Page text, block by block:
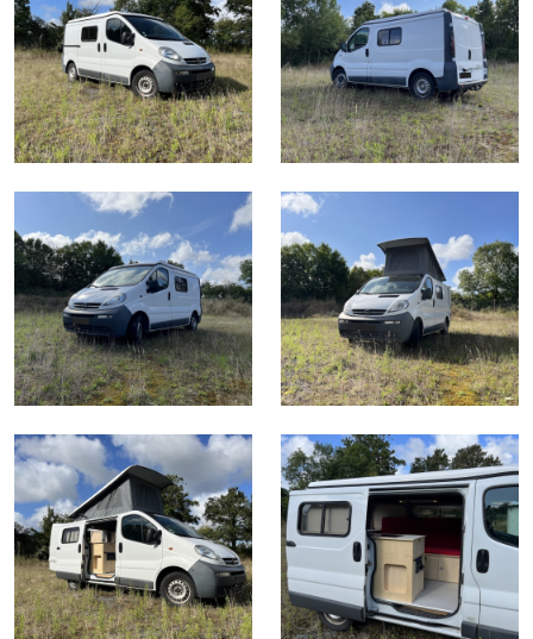
Vivaro - Aménagement modulable
Vito - Aménagement VASP
Peugeot Rifter - Toit relevable REIMO
Trafic 2 - Opel Vivaro - Toit relevable REIMO
VW T5 - Toit relevable REIMO
Trafic 3 - Toit relevable REIMO
Ford Transit Custom - Toit Relevable SCA 126
Vito - Toit Relevable REIMO
Trafic 3 - Toit Relevable Camp-Roof